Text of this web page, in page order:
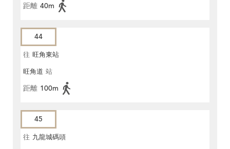
距離 40m
44
往 旺角東站
旺角道 站
距離 100m
45
往 九龍城碼頭